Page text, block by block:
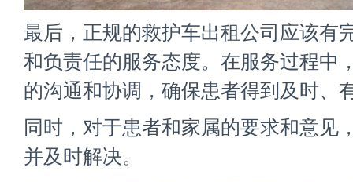
最后，正规的救护车出租公司应该有
和负责任的服务态度。在服务过程中
的沟通和协调，确保患者得到及时、
同时，对于患者和家属的要求和意见
并及时解决。